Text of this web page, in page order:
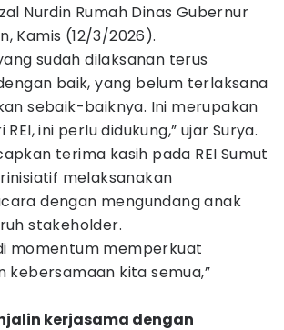
Nurdin Rumah Dinas Gubernur
Kamis (12/3/2026).
sudah dilaksanan terus
baik, yang belum terlaksana
sebaik-baiknya. Ini merupakan
ini perlu didukung,” ujar Surya.
terima kasih pada REI Sumut
melaksanakan
dengan mengundang anak
stakeholder.
momentum memperkuat
kebersamaan kita semua,”
kerjasama dengan